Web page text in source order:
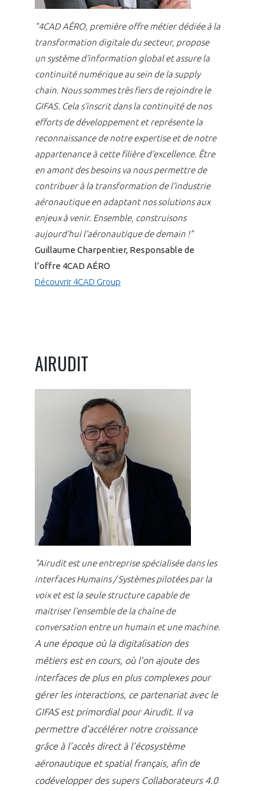
"4CAD AÉRO, première offre métier dédiée à la
transformation digitale du secteur, propose
un système d’information global et assure la
continuité numérique au sein de la supply
chain. Nous sommes très fiers de rejoindre le
GIFAS. Cela s’inscrit dans la continuité de nos
efforts de développement et représente la
reconnaissance de notre expertise et de notre
appartenance à cette filière d’excellence. Être
en amont des besoins va nous permettre de
contribuer à la transformation de l’industrie
aéronautique en adaptant nos solutions aux
enjeux à venir. Ensemble, construisons
aujourd’hui l’aéronautique de demain !"
Guillaume Charpentier, Responsable de
l’offre 4CAD AÉRO
Découvrir 4CAD Group
AIRUDIT
"Airudit est une entreprise spécialisée dans les
interfaces Humains / Systèmes pilotées par la
voix et est la seule structure capable de
maitriser l’ensemble de la chaîne de
conversation entre un humain et une machine.
A une époque où la digitalisation des
métiers est en cours, où l’on ajoute des
interfaces de plus en plus complexes pour
gérer les interactions, ce partenariat avec le
GIFAS est primordial pour Airudit. Il va
permettre d'accélérer notre croissance
grâce à l’accès direct à l’écosystème
aéronautique et spatial français, afin de
codévelopper des supers Collaborateurs 4.0